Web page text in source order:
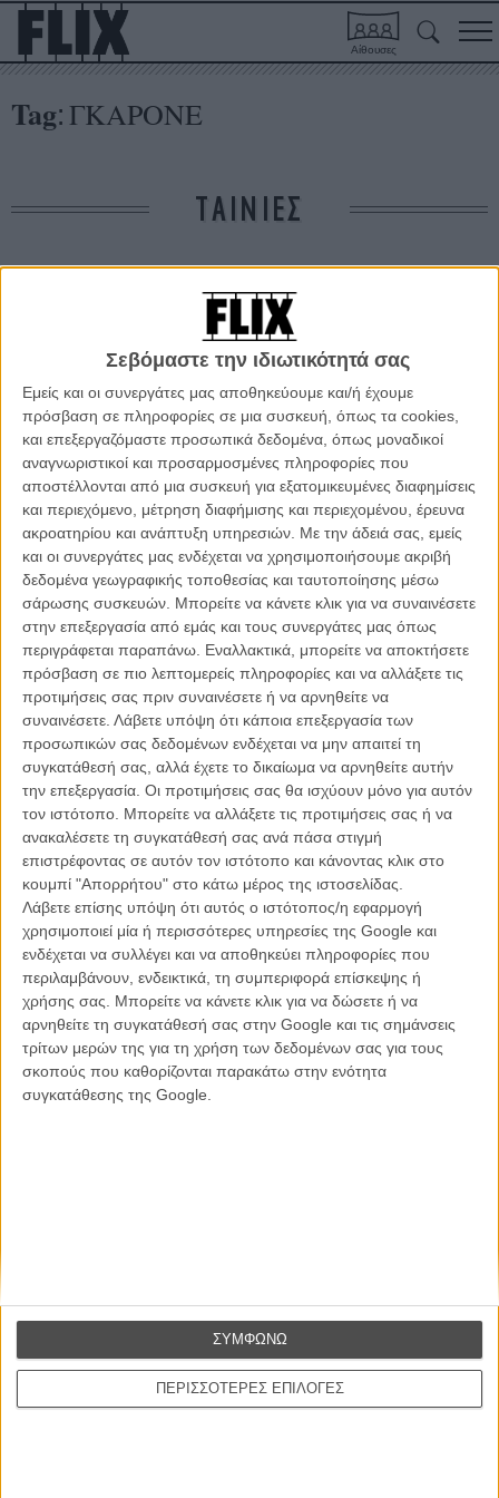
Σεβόμαστε την ιδιωτικότητά σας
Εμείς και οι συνεργάτες μας αποθηκεύουμε και/ή έχουμε
πρόσβαση σε πληροφορίες σε μια συσκευή, όπως τα cookies,
και επεξεργαζόμαστε προσωπικά δεδομένα, όπως μοναδικοί
αναγνωριστικοί και προσαρμοσμένες πληροφορίες που
αποστέλλονται από μια συσκευή για εξατομικευμένες διαφημίσεις
και περιεχόμενο, μέτρηση διαφήμισης και περιεχομένου, έρευνα
ακροατηρίου και ανάπτυξη υπηρεσιών. Με την άδειά σας, εμείς
και οι συνεργάτες μας ενδέχεται να χρησιμοποιήσουμε ακριβή
δεδομένα γεωγραφικής τοποθεσίας και ταυτοποίησης μέσω
σάρωσης συσκευών. Μπορείτε να κάνετε κλικ για να συναινέσετε
στην επεξεργασία από εμάς και τους συνεργάτες μας όπως
περιγράφεται παραπάνω. Εναλλακτικά, μπορείτε να αποκτήσετε
πρόσβαση σε πιο λεπτομερείς πληροφορίες και να αλλάξετε τις
προτιμήσεις σας πριν συναινέσετε ή να αρνηθείτε να
συναινέσετε. Λάβετε υπόψη ότι κάποια επεξεργασία των
προσωπικών σας δεδομένων ενδέχεται να μην απαιτεί τη
συγκατάθεσή σας, αλλά έχετε το δικαίωμα να αρνηθείτε αυτήν
την επεξεργασία. Οι προτιμήσεις σας θα ισχύουν μόνο για αυτόν
τον ιστότοπο. Μπορείτε να αλλάξετε τις προτιμήσεις σας ή να
ανακαλέσετε τη συγκατάθεσή σας ανά πάσα στιγμή
επιστρέφοντας σε αυτόν τον ιστότοπο και κάνοντας κλικ στο
κουμπί "Απορρήτου" στο κάτω μέρος της ιστοσελίδας.
Λάβετε επίσης υπόψη ότι αυτός ο ιστότοπος/η εφαρμογή
χρησιμοποιεί μία ή περισσότερες υπηρεσίες της Google και
ενδέχεται να συλλέγει και να αποθηκεύει πληροφορίες που
περιλαμβάνουν, ενδεικτικά, τη συμπεριφορά επίσκεψης ή
χρήσης σας. Μπορείτε να κάνετε κλικ για να δώσετε ή να
αρνηθείτε τη συγκατάθεσή σας στην Google και τις σημάνσεις
τρίτων μερών της για τη χρήση των δεδομένων σας για τους
σκοπούς που καθορίζονται παρακάτω στην ενότητα
συγκατάθεσης της Google.
ΠΕΡΙΣΣΟΤΕΡΕΣ ΕΠΙΛΟΓΕΣ
ΣΥΜΦΩΝΩ
Αίθουσες
Tag: ΓΚΑΡΟΝΕ
ΤΑΙΝΙΕΣ
Δε βρέθηκαν σχετικές κριτικές ταινιών.
ΑΡΘΡΑ
Οι μεγάλοι νικητές του Φεστιβάλ Καννών μιλούν στο
Flix!
ΘΕΜΑΤΑ /28 ΜΑΙ 2012/ Flix Team
Βιμ Βέντερς
Συνέντευξη
Η επιτυχία είναι υπερτιμημένη. Δεν σε κάνει
καλύτερο, δεν σε πάει πουθενά η επιτυχία. Είναι
απλώς ένα ωραίο, ανεβαστικό, επιφανειακό
συναίσθημα.»
CONNECT
Εγγράψου στο εβδομαδιαίο newsletter μας.
Θέλω να λαμβάνω τα newsletter σας.